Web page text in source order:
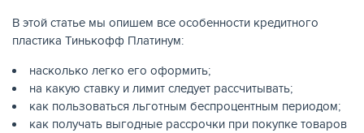
В этой статье мы опишем все особенности кредитного
пластика Тинькофф Платинум:
насколько легко его оформить;
на какую ставку и лимит следует рассчитывать;
как пользоваться льготным беспроцентным периодом;
как получать выгодные рассрочки при покупке товаров